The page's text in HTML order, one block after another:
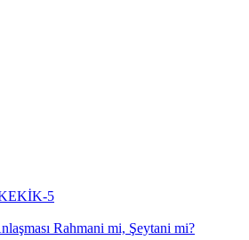
5
Rahmani mi, Şeytani mi?